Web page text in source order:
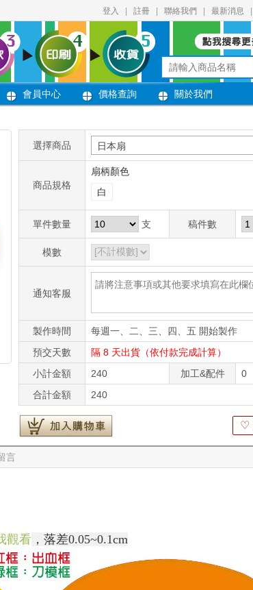
登入 註冊 聯絡我們 最新消息
會員中心 價格查詢 關於我們
選擇商品 日本扇
商品規格
扇柄顏色
白
單件數量 支 稿件數
模數
通知客服
製作時間
每週一、二、三、四、五 開始製作
預交天數
隔 8 天出貨（依付款完成計算）
小計金額
240 加工&配件
0
合計金額
240
♡
言
觀看 ，落差0.05~0.1cm